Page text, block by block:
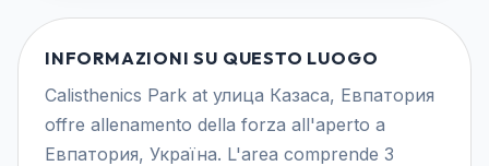
INFORMAZIONI SU QUESTO LUOGO
Calisthenics Park at улица Казаса, Евпатория
offre allenamento della forza all'aperto a
Евпатория, Україна. L'area comprende 3